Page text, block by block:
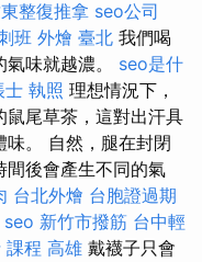
整復推拿 seo公司
班 外燴 臺北 我們喝
味就越濃。 seo是什
士 執照 理想情況下，
鼠尾草茶，這對出汗具
味。 自然，腿在封閉
間後會產生不同的氣
台北外燴 台胞證過期
新竹市撥筋 台中輕
課程 高雄 戴襪子只會